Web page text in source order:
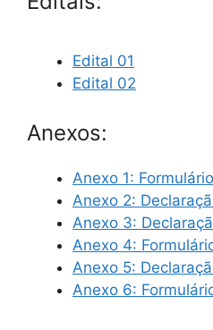
Edital 01
Edital 02
Anexos:
Anexo 1:
Anexo 2:
Anexo 3:
Anexo 4:
Anexo 5:
Anexo 6: